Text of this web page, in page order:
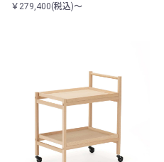
￥279,400(税込)～